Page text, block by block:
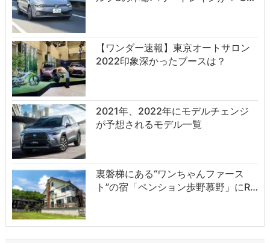
【ワンダー速報】東京オートサロン
2022印象深かったブースは？
2021年、2022年にモデルチェンジ
が予想されるモデル一覧
裏磐梯にある“ワンちゃんファース
ト”の宿「ペンション歩野慕野」にR…